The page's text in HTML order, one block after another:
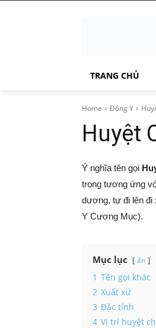
TRANG CHỦ
Home Đông Y
Huyệt
Ý nghĩa tên gọi
trong tương ứng
dương, tự đi lên đi
Y Cương Mục).
Mục lục ẩn
1 Tên gọi khác
2 Xuất xứ
3 Đặc tính
4 Vị trí huyệt